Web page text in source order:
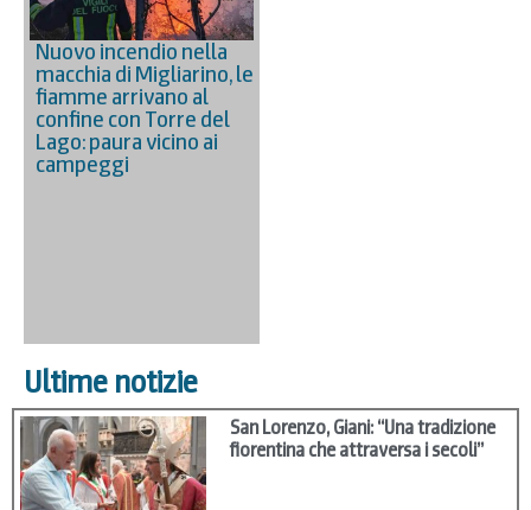
Nuovo incendio nella
macchia di Migliarino, le
fiamme arrivano al
confine con Torre del
Lago: paura vicino ai
campeggi
Ultime notizie
San Lorenzo, Giani: “Una tradizione
fiorentina che attraversa i secoli”